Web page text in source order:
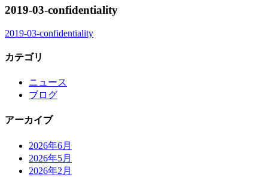
2019-03-confidentiality
2019-03-confidentiality
カテゴリ
ニュース
ブログ
アーカイブ
2026年6月
2026年5月
2026年2月